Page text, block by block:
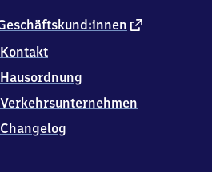
externer
Kontakt
Hausordnung
Verkehrsunternehmen
Changelog